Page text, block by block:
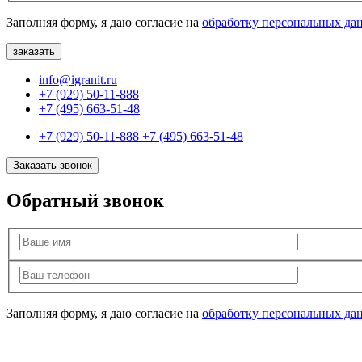
Заполняя форму, я даю согласие на обработку персональных
info@igranit.ru
+7 (929) 50-11-888
+7 (495) 663-51-48
+7 (929) 50-11-888 +7 (495) 663-51-48
Заказать звонок
Обратный звонок
Заполняя форму, я даю согласие на обработку персональных